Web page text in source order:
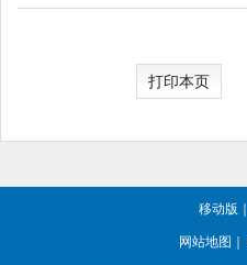
打印本页
移动版 ｜
网站地图 ｜